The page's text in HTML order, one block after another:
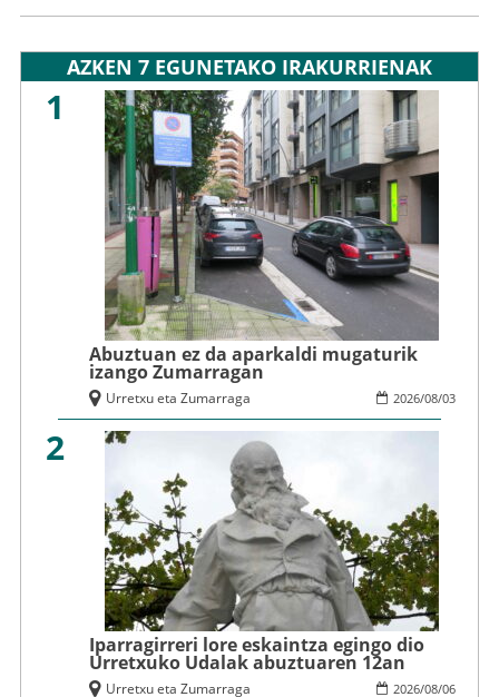
AZKEN 7 EGUNETAKO IRAKURRIENAK
1
Abuztuan ez da aparkaldi mugaturik
izango Zumarragan
2026/08/03
Urretxu eta Zumarraga
2
Iparragirreri lore eskaintza egingo dio
Urretxuko Udalak abuztuaren 12an
2026/08/06
Urretxu eta Zumarraga